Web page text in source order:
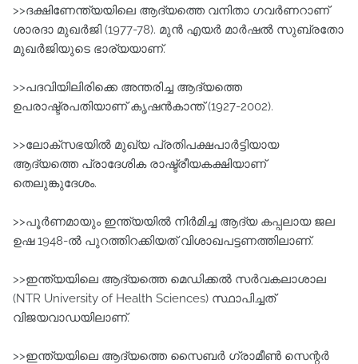
>>ദക്ഷിണേന്ത്യയിലെ ആദ്യത്തെ വനിതാ ഗവര്‍ണറാണ്‌
ശാരദാ മുഖര്‍ജി (1977-78). മുന്‍ എയര്‍ മാര്‍ഷല്‍ സുബ്രതോ
മുഖര്‍ജിയുടെ ഭാര്യയാണ്‌.
>>പദവിയിലിരിക്കെ അന്തരിച്ച ആദ്യത്തെ
ഉപരാഷ്ട്രപതിയാണ്‌ കൃഷന്‍കാന്ത്‌ (1927-2002).
>>ലോക്സഭയില്‍ മുഖ്യ പ്രതിപക്ഷപാര്‍ട്ടിയായ
ആദ്യത്തെ പ്രാദേശിക രാഷ്ട്രീയകക്ഷിയാണ്‌
തെലുങ്കുദേശം.
>>പൂര്‍ണമായും ഇന്ത്യയില്‍ നിര്‍മിച്ച ആദ്യ കപ്പലായ ജല
ഉഷ 1948-ല്‍ പുറത്തിറക്കിയത്‌ വിശാഖപട്ടണത്തിലാണ്‌.
>>ഇന്ത്യയിലെ ആദ്യത്തെ മെഡിക്കല്‍ സര്‍വകലാശാല
(NTR University of Health Sciences) സ്ഥാപിച്ചത്‌
വിജയവാഡയിലാണ്‌.
>>ഇന്ത്യയിലെ ആദ്യത്തെ സൈബര്‍ ഗ്രാമീണ്‍ സെന്റര്‍